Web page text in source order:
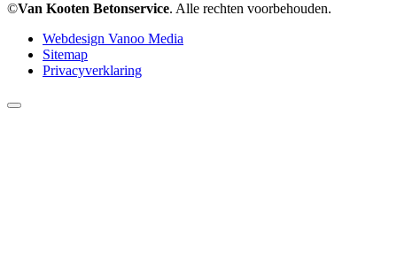
©Van Kooten Betonservice. Alle rechten voorbehouden.
Webdesign Vanoo Media
Sitemap
Privacyverklaring